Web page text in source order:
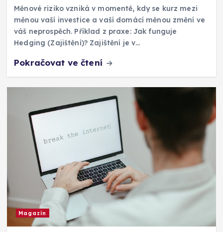
Měnové riziko vzniká v momentě, kdy se kurz mezi
měnou vaší investice a vaší domácí měnou změní ve
váš neprospěch. Příklad z praxe: Jak funguje
Hedging (Zajištění)? Zajištění je v…
Pokračovat ve čtení
Magazín